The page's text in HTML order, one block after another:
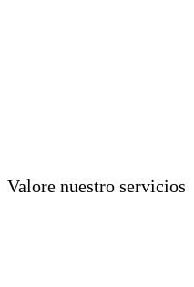
Valore nuestro servicios